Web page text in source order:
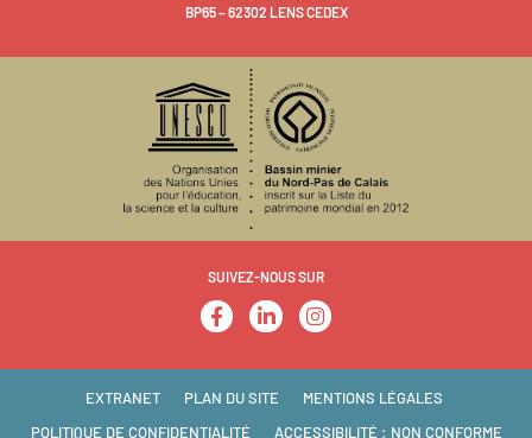
BP65 – 62302 LENS CEDEX
SUIVEZ-NOUS SUR
EXTRANET PLAN DU SITE
MENTIONS LÉGALES
POLITIQUE DE CONFIDENTIALITÉ
ACCESSIBILITÉ : NON CONFORME